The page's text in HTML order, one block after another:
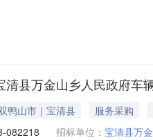
清县万金山乡人民政府车
鸭山市｜宝清县
服务采购
082218 招标单位： 宝清县万